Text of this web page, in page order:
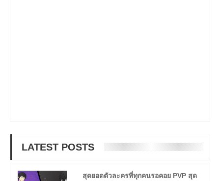
LATEST POSTS
สุดยอดตัวละครที่ทุกคนรอคอย PVP สุด